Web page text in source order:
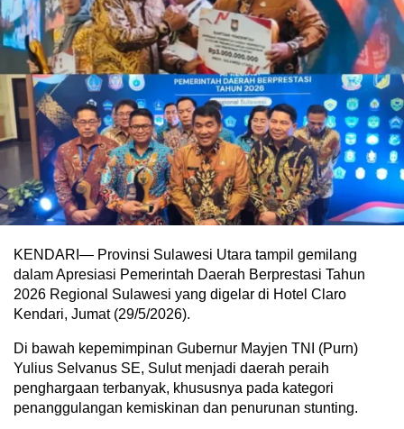
KENDARI— Provinsi Sulawesi Utara tampil gemilang
dalam Apresiasi Pemerintah Daerah Berprestasi Tahun
2026 Regional Sulawesi yang digelar di Hotel Claro
Kendari, Jumat (29/5/2026).
Di bawah kepemimpinan Gubernur Mayjen TNI (Purn)
Yulius Selvanus SE, Sulut menjadi daerah peraih
penghargaan terbanyak, khususnya pada kategori
penanggulangan kemiskinan dan penurunan stunting.